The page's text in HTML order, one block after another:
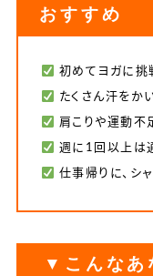
おすすめ
初めてヨガに挑
たくさん汗をか
肩こりや運動不
週に1回以上は
仕事帰りに、シ
▼こんなあ